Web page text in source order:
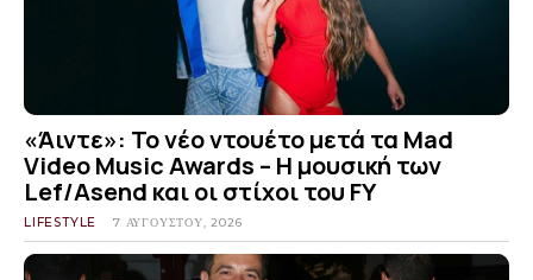
«Άιντε»: Το νέο ντουέτο μετά τα Mad
Video Music Awards – Η μουσική των
Lef/Asend και οι στίχοι του FY
LIFESTYLE 7 ΑΥΓΟΎΣΤΟΥ, 2026